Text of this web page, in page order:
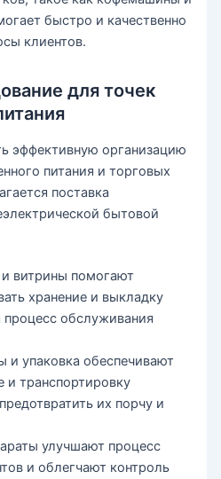
быстро и качественно
клиентов.
для точек
эффективную организацию
питания и торговых
поставка
бытовой
витрины помогают
хранение и выкладку
процесс обслуживания
упаковка обеспечивают
и транспортировку
их порчу и
улучшают процесс
и облегчают контроль